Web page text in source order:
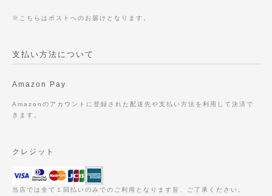
※こちらはポストへのお届けとなります。
支払い方法について
Amazon Pay
Amazonのアカウントに登録された配送先や支払い方法を利用して決済で
きます。
クレジット
当店では全て１回払いのみでのご利用となります旨、ご了承ください。